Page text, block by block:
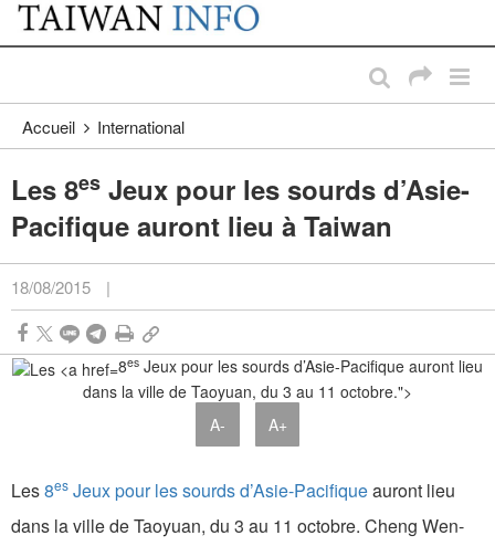
Passer au contenu principal
:::
Accueil International
Les 8es Jeux pour les sourds d’Asie-
Pacifique auront lieu à Taiwan
18/08/2015 |
8es Jeux pour les sourds d’Asie-Pacifique auront lieu
dans la ville de Taoyuan, du 3 au 11 octobre.">
A-
A+
Les8es Jeux pour les sourds d’Asie-Pacifiqueauront lieu
dans la ville de Taoyuan, du 3 au 11 octobre. Cheng Wen-